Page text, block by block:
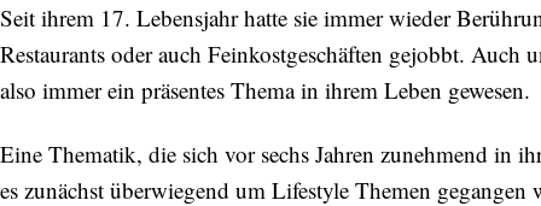
Seit ihrem 17. Lebensjahr hatte sie immer wieder
Restaurants oder auch Feinkostgeschäften gejobbt.
also immer ein präsentes Thema in ihrem Leben gewesen.
Eine Thematik, die sich vor sechs Jahren zunehmend in
es zunächst überwiegend um Lifestyle Themen